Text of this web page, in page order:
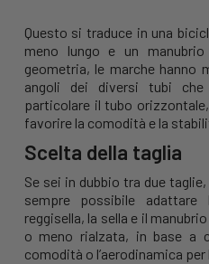
Questo si traduce in una
meno lungo e un
geometria, le marche hanno
angoli dei diversi tubi
particolare il tubo
favorire la comodità e la
Scelta della taglia
Se sei in dubbio tra due
sempre possibile
reggisella, la sella e il
o meno rialzata, in base a
comodità o l’aerodinamica